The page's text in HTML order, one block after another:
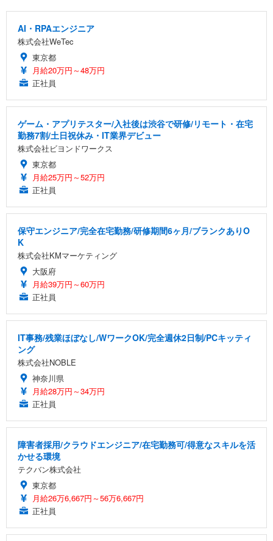
AI・RPAエンジニア
株式会社WeTec
東京都
月給20万円～48万円
正社員
ゲーム・アプリテスター/入社後は渋谷で研修/リモート・在宅
勤務7割/土日祝休み・IT業界デビュー
株式会社ビヨンドワークス
東京都
月給25万円～52万円
正社員
保守エンジニア/完全在宅勤務/研修期間6ヶ月/ブランクありO
K
株式会社KMマーケティング
大阪府
月給39万円～60万円
正社員
IT事務/残業ほぼなし/WワークOK/完全週休2日制/PCキッティ
ング
株式会社NOBLE
神奈川県
月給28万円～34万円
正社員
障害者採用/クラウドエンジニア/在宅勤務可/得意なスキルを活
かせる環境
テクバン株式会社
東京都
月給26万6,667円～56万6,667円
正社員